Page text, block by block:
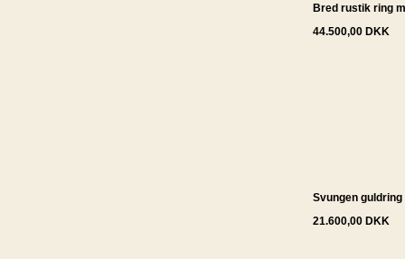
Bred rustik ring
44.500,00 DKK
Svungen
21.600,00 DKK